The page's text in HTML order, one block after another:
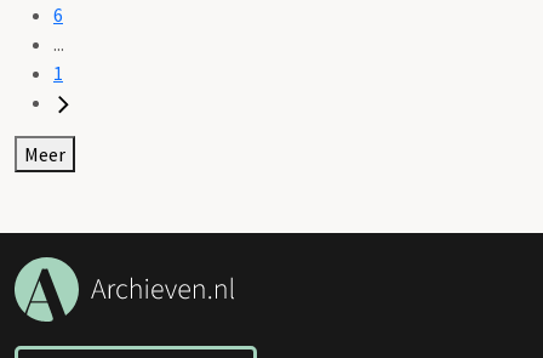
6
...
1
Meer